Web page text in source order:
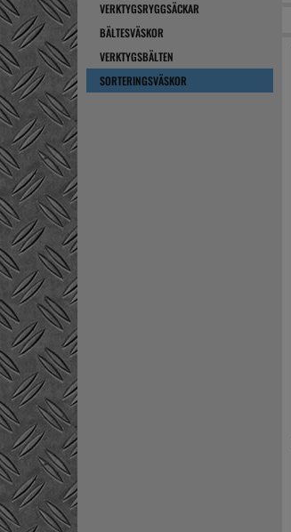
VERKTYGSRYGGSÄCKAR
BÄLTESVÄSKOR
VERKTYGSBÄLTEN
SORTERINGSVÄSKOR